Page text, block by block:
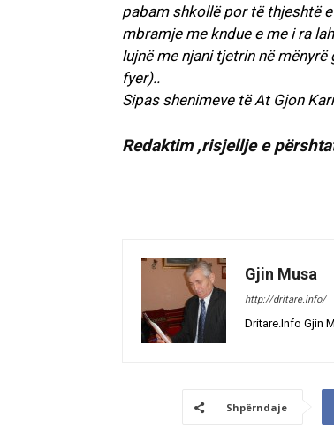
pabam shkollë por të thjeshtë
mbramje me kndue e me i ra
lujnë me njani tjetrin në mënyrë
fyer)..
Sipas shenimeve të At Gjon
Redaktim ,risjellje e
Gjin Musa
http://dritare.info/
Dritare.Info Gjin
Shpërndaje